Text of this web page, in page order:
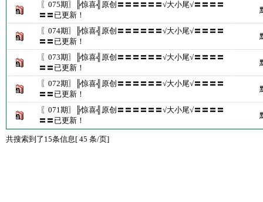
〖075期〗╠惊喜╣原创〓〓〓〓〓〓√大小尾√〓〓〓〓
〓〓已更新！
〖074期〗╠惊喜╣原创〓〓〓〓〓〓√大小尾√〓〓〓〓
〓〓已更新！
〖073期〗╠惊喜╣原创〓〓〓〓〓〓√大小尾√〓〓〓〓
〓〓已更新！
〖072期〗╠惊喜╣原创〓〓〓〓〓〓√大小尾√〓〓〓〓
〓〓已更新！
〖071期〗╠惊喜╣原创〓〓〓〓〓〓√大小尾√〓〓〓〓
〓〓已更新！
共搜索到了15条信息[ 45 条/页]